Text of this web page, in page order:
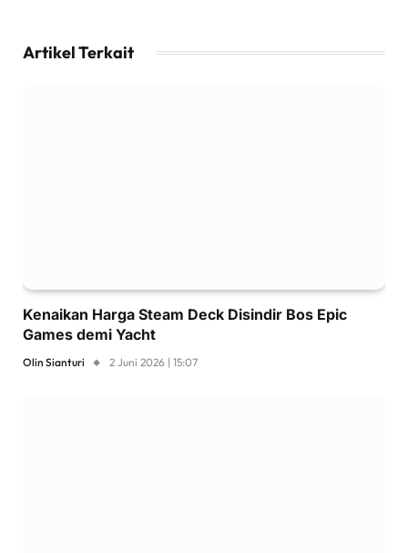
Artikel Terkait
Kenaikan Harga Steam Deck Disindir Bos Epic
Games demi Yacht
Olin Sianturi 2 Juni 2026 | 15:07